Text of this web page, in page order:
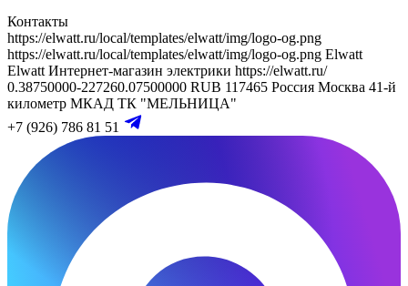
Контакты
https://elwatt.ru/local/templates/elwatt/img/logo-og.png
https://elwatt.ru/local/templates/elwatt/img/logo-og.png Elwatt
Elwatt Интернет-магазин электрики https://elwatt.ru/
0.38750000-227260.07500000 RUB 117465 Россия Москва 41-й
километр МКАД ТК "МЕЛЬНИЦА"
+7 (926) 786 81 51